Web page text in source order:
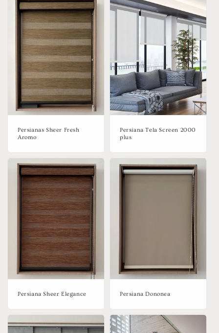
Persianas Sheer Fresh
Aromo
Persiana Tela Screen 2000
plus
Persiana Sheer Elegance Persiana Dononea